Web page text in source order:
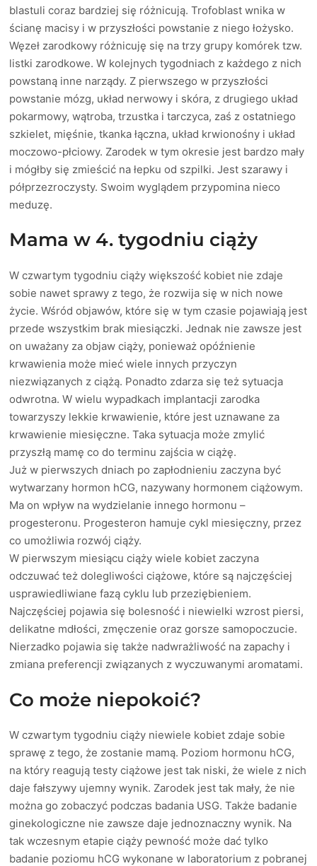
blastuli coraz bardziej się różnicują. Trofoblast wnika w
ścianę macisy i w przyszłości powstanie z niego łożysko.
Węzeł zarodkowy różnicuję się na trzy grupy komórek tzw.
listki zarodkowe. W kolejnych tygodniach z każdego z nich
powstaną inne narządy. Z pierwszego w przyszłości
powstanie mózg, układ nerwowy i skóra, z drugiego układ
pokarmowy, wątroba, trzustka i tarczyca, zaś z ostatniego
szkielet, mięśnie, tkanka łączna, układ krwionośny i układ
moczowo-płciowy. Zarodek w tym okresie jest bardzo mały
i mógłby się zmieścić na łepku od szpilki. Jest szarawy i
półprzezroczysty. Swoim wyglądem przypomina nieco
meduzę.
Mama w 4. tygodniu ciąży
W czwartym tygodniu ciąży większość kobiet nie zdaje
sobie nawet sprawy z tego, że rozwija się w nich nowe
życie. Wśród objawów, które się w tym czasie pojawiają jest
przede wszystkim brak miesiączki. Jednak nie zawsze jest
on uważany za objaw ciąży, ponieważ opóźnienie
krwawienia może mieć wiele innych przyczyn
niezwiązanych z ciążą. Ponadto zdarza się też sytuacja
odwrotna. W wielu wypadkach implantacji zarodka
towarzyszy lekkie krwawienie, które jest uznawane za
krwawienie miesięczne. Taka sytuacja może zmylić
przyszłą mamę co do terminu zajścia w ciążę.
Już w pierwszych dniach po zapłodnieniu zaczyna być
wytwarzany hormon hCG, nazywany hormonem ciążowym.
Ma on wpływ na wydzielanie innego hormonu –
progesteronu. Progesteron hamuje cykl miesięczny, przez
co umożliwia rozwój ciąży.
W pierwszym miesiącu ciąży wiele kobiet zaczyna
odczuwać też dolegliwości ciążowe, które są najczęściej
usprawiedliwiane fazą cyklu lub przeziębieniem.
Najczęściej pojawia się bolesność i niewielki wzrost piersi,
delikatne mdłości, zmęczenie oraz gorsze samopoczucie.
Nierzadko pojawia się także nadwrażliwość na zapachy i
zmiana preferencji związanych z wyczuwanymi aromatami.
Co może niepokoić?
W czwartym tygodniu ciąży niewiele kobiet zdaje sobie
sprawę z tego, że zostanie mamą. Poziom hormonu hCG,
na który reagują testy ciążowe jest tak niski, że wiele z nich
daje fałszywy ujemny wynik. Zarodek jest tak mały, że nie
można go zobaczyć podczas badania USG. Także badanie
ginekologiczne nie zawsze daje jednoznaczny wynik. Na
tak wczesnym etapie ciąży pewność może dać tylko
badanie poziomu hCG wykonane w laboratorium z pobranej